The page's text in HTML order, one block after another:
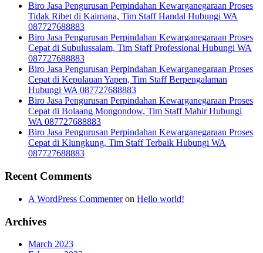
Biro Jasa Pengurusan Perpindahan Kewarganegaraan Proses
Tidak Ribet di Kaimana, Tim Staff Handal Hubungi WA
087727688883
Biro Jasa Pengurusan Perpindahan Kewarganegaraan Proses
Cepat di Subulussalam, Tim Staff Professional Hubungi WA
087727688883
Biro Jasa Pengurusan Perpindahan Kewarganegaraan Proses
Cepat di Kepulauan Yapen, Tim Staff Berpengalaman
Hubungi WA 087727688883
Biro Jasa Pengurusan Perpindahan Kewarganegaraan Proses
Cepat di Bolaang Mongondow, Tim Staff Mahir Hubungi
WA 087727688883
Biro Jasa Pengurusan Perpindahan Kewarganegaraan Proses
Cepat di Klungkung, Tim Staff Terbaik Hubungi WA
087727688883
Recent Comments
A WordPress Commenteron Hello world!
Archives
March 2023